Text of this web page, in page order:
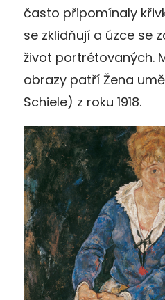
často připomínaly
se zklidňují a úzce se
život portrétovaných.
obrazy patří Žena
Schiele) z roku 1918.